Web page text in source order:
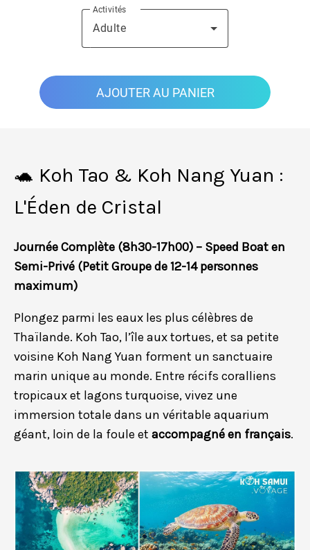
Activités
Adulte
AJOUTER AU PANIER
🐢 Koh Tao & Koh Nang Yuan :
L'Éden de Cristal
Journée Complète (8h30-17h00) – Speed Boat en
Semi-Privé (Petit Groupe de 12-14 personnes
maximum)
Plongez parmi les eaux les plus célèbres de
Thaïlande. Koh Tao, l’île aux tortues, et sa petite
voisine Koh Nang Yuan forment un sanctuaire
marin unique au monde. Entre récifs coralliens
tropicaux et lagons turquoise, vivez une
immersion totale dans un véritable aquarium
géant, loin de la foule et accompagné en français.